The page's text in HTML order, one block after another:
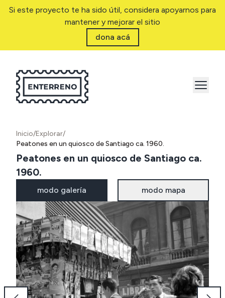
Si este proyecto te ha sido útil, considera apoyarnos para
mantener y mejorar el sitio
dona acá
Inicio/Explorar/
Peatones en un quiosco de Santiago ca. 1960.
Peatones en un quiosco de Santiago ca.
1960.
modo galería modo mapa